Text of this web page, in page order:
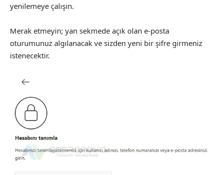
yenilemeye çalışın.
Merak etmeyin; yan sekmede açık olan e-posta
oturumunuz algılanacak ve sizden yeni bir şifre girmeniz
istenecektir.